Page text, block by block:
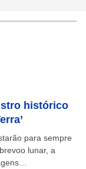
histórico
para sempre
lunar, a